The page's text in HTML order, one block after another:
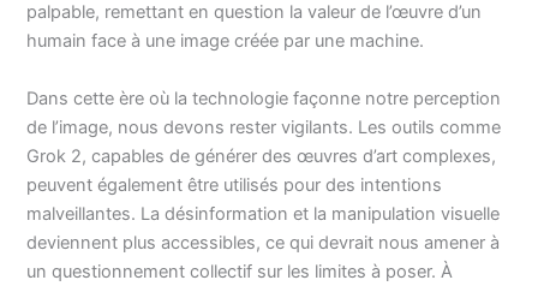
palpable, remettant en question la valeur de l’œuvre d’un
humain face à une image créée par une machine.
Dans cette ère où la technologie façonne notre perception
de l’image, nous devons rester vigilants. Les outils comme
Grok 2, capables de générer des œuvres d’art complexes,
peuvent également être utilisés pour des intentions
malveillantes. La désinformation et la manipulation visuelle
deviennent plus accessibles, ce qui devrait nous amener à
un questionnement collectif sur les limites à poser. À